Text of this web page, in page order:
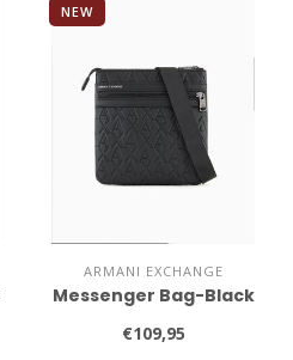
NEW
ARMANI EXCHANGE
Messenger Bag-Black
€109,95